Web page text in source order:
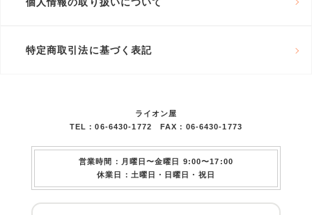
特定商取引法に基づく表記
ライオン屋
TEL：06-6430-1772 FAX：06-6430-1773
営業時間：月曜日〜金曜日 9:00〜17:00
休業日：土曜日・日曜日・祝日